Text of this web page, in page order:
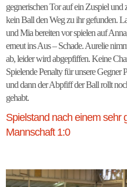
gegnerischen Tor auf ein Zuspiel und
kein Ball den Weg zu ihr gefunden.
und Mia bereiten vor spielen auf
erneut ins Aus – Schade. Aurelie
ab, leider wird abgepfiffen. Keine
Spielende Penalty für unsere Gegner
und dann der Abpfiff der Ball rollt
gehabt.
Spielstand nach einem sehr
Mannschaft 1:0